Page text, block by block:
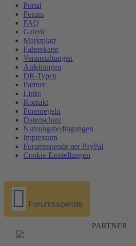
Portal
Forum
FAQ
Galerie
Marktplatz
Fahrerkarte
Veranstaltungen
Anleitungen
DR-Typen
Partner
Links
Kontakt
Forenregeln
Datenschutz
Nutzungsbedingungen
Impressum
Forumsspende per PayPal
Cookie-Einstellungen
Forumsspende
PARTNER